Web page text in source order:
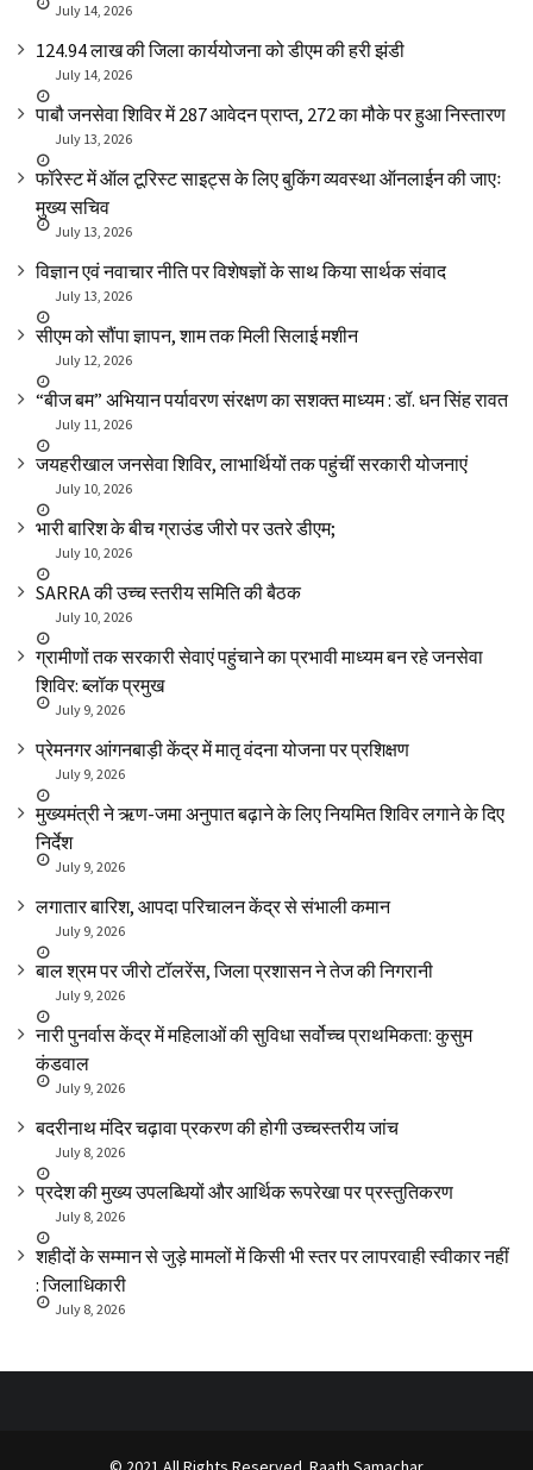
July 14, 2026
₹124.94 लाख की जिला कार्ययोजना को डीएम की हरी झंडी
July 14, 2026
पाबौ जनसेवा शिविर में 287 आवेदन प्राप्त, 272 का मौके पर हुआ निस्तारण
July 13, 2026
फॉरेस्ट में ऑल टूरिस्ट साइट्स के लिए बुकिंग व्यवस्था ऑनलाईन की जाएः
मुख्य सचिव
July 13, 2026
विज्ञान एवं नवाचार नीति पर विशेषज्ञों के साथ किया सार्थक संवाद
July 13, 2026
सीएम को सौंपा ज्ञापन, शाम तक मिली सिलाई मशीन
July 12, 2026
“बीज बम” अभियान पर्यावरण संरक्षण का सशक्त माध्यम : डॉ. धन सिंह रावत
July 11, 2026
जयहरीखाल जनसेवा शिविर, लाभार्थियों तक पहुंचीं सरकारी योजनाएं
July 10, 2026
भारी बारिश के बीच ग्राउंड जीरो पर उतरे डीएम;
July 10, 2026
SARRA की उच्च स्तरीय समिति की बैठक
July 10, 2026
ग्रामीणों तक सरकारी सेवाएं पहुंचाने का प्रभावी माध्यम बन रहे जनसेवा
शिविर: ब्लॉक प्रमुख
July 9, 2026
प्रेमनगर आंगनबाड़ी केंद्र में मातृ वंदना योजना पर प्रशिक्षण
July 9, 2026
मुख्यमंत्री ने ऋण-जमा अनुपात बढ़ाने के लिए नियमित शिविर लगाने के दिए
निर्देश
July 9, 2026
लगातार बारिश, आपदा परिचालन केंद्र से संभाली कमान
July 9, 2026
बाल श्रम पर जीरो टॉलरेंस, जिला प्रशासन ने तेज की निगरानी
July 9, 2026
नारी पुनर्वास केंद्र में महिलाओं की सुविधा सर्वोच्च प्राथमिकता: कुसुम
कंडवाल
July 9, 2026
बदरीनाथ मंदिर चढ़ावा प्रकरण की होगी उच्चस्तरीय जांच
July 8, 2026
प्रदेश की मुख्य उपलब्धियों और आर्थिक रूपरेखा पर प्रस्तुतिकरण
July 8, 2026
शहीदों के सम्मान से जुड़े मामलों में किसी भी स्तर पर लापरवाही स्वीकार नहीं
: जिलाधिकारी
July 8, 2026